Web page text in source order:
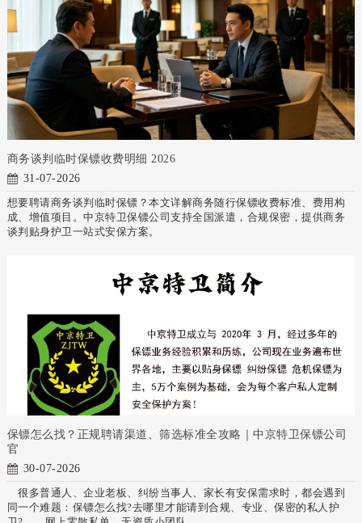
商务谈判临时保镖收费明细 2026
31-07-2026
想要聘请商务谈判临时保镖？本文详解商务随行保镖收费标准、费用构
成、增值项目。中京特卫保镖公司支持全国派遣，合规保密，提供商务
谈判贴身护卫一站式安保方案。
保镖怎么找？正规聘请渠道、筛选标准全攻略｜中京特卫保镖公司
官
30-07-2026
很多普通人、企业老板、纠纷当事人、家长有安保需求时，都会遇到
同一个难题：保镖怎么找?去哪里才能请到合规、专业、保密的私人护